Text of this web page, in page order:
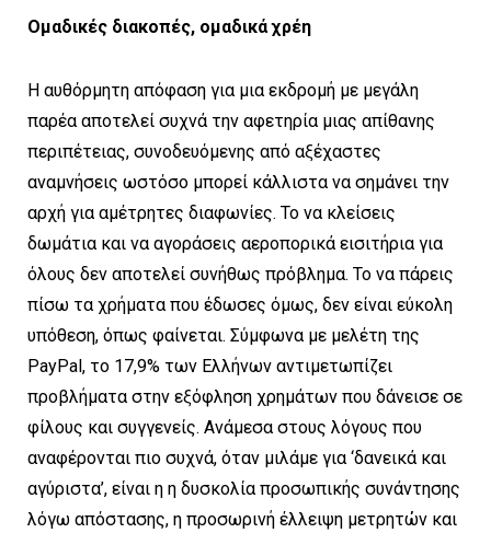
Ομαδικές διακοπές, ομαδικά χρέη
Η αυθόρμητη απόφαση για μια εκδρομή με μεγάλη
παρέα αποτελεί συχνά την αφετηρία μιας απίθανης
περιπέτειας, συνοδευόμενης από αξέχαστες
αναμνήσεις ωστόσο μπορεί κάλλιστα να σημάνει την
αρχή για αμέτρητες διαφωνίες. Το να κλείσεις
δωμάτια και να αγοράσεις αεροπορικά εισιτήρια για
όλους δεν αποτελεί συνήθως πρόβλημα. Το να πάρεις
πίσω τα χρήματα που έδωσες όμως, δεν είναι εύκολη
υπόθεση, όπως φαίνεται. Σύμφωνα με μελέτη της
PayPal, το 17,9% των Ελλήνων αντιμετωπίζει
προβλήματα στην εξόφληση χρημάτων που δάνεισε σε
φίλους και συγγενείς. Ανάμεσα στους λόγους που
αναφέρονται πιο συχνά, όταν μιλάμε για ‘δανεικά και
αγύριστα’, είναι η η δυσκολία προσωπικής συνάντησης
λόγω απόστασης, η προσωρινή έλλειψη μετρητών και